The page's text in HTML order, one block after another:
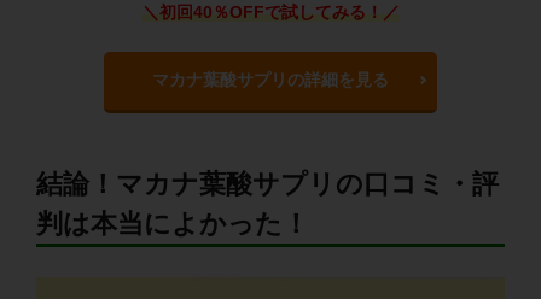
＼初回40％OFFで試してみる！／
マカナ葉酸サプリの詳細を見る
結論！マカナ葉酸サプリの口コミ・評
判は本当によかった！